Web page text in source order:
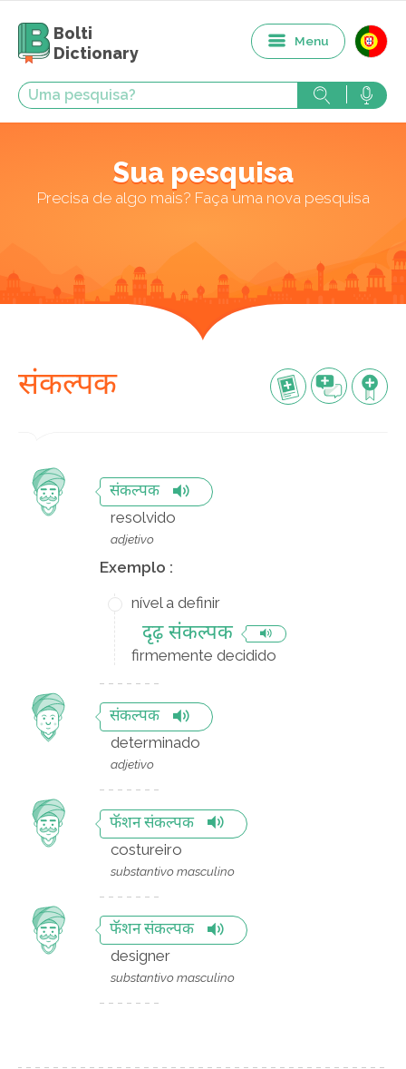
Bolti
Dictionary
Menu
Sua pesquisa
Precisa de algo mais? Faça uma nova pesquisa
संकल्पक
संकल्पक
resolvido
adjetivo
Exemplo :
nível a definir
दृढ़ संकल्पक
firmemente decidido
संकल्पक
determinado
adjetivo
फॅशन संकल्पक
costureiro
substantivo masculino
फॅशन संकल्पक
designer
substantivo masculino